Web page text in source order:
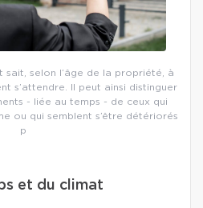
sait, selon l’âge de la propriété, à
s’attendre. Il peut ainsi distinguer
- liée au temps - de ceux qui
ou qui semblent s’être détériorés
p
et du climat